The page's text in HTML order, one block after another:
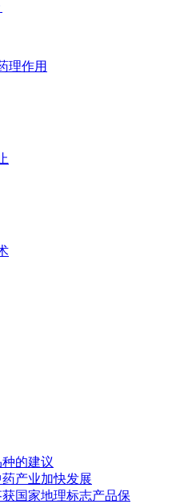
的建议
产业加快发展
国家地理标志产品保